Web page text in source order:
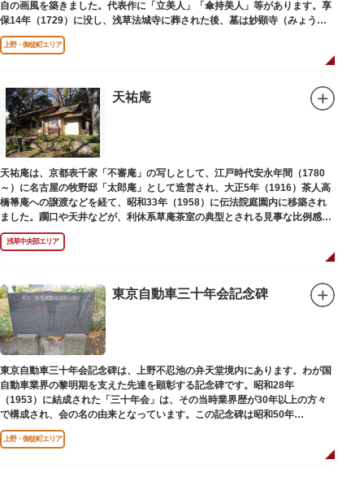
自の画風を築きました。代表作に「立美人」「傘持美人」等があります。享
保14年（1729）に没し、浅草法城寺に葬された後、墓は妙顕寺（みょうけ
んじ）に移されました。
上野・御徒町エリア
天祐庵
天祐庵は、京都表千家「不審庵」の写しとして、江戸時代安永年間（1780
～）に名古屋の牧野邸「太郎庵」として造営され、大正5年（1916）茶人高
橋箒庵への譲渡などを経て、昭和33年（1958）に伝法院庭園内に移築され
ました。躙口や天井などが、利休系草庵茶室の典型とされる見事な比例感を
醸し出しています。
浅草中央部エリア
東京自動車三十年会記念碑
東京自動車三十年会記念碑は、上野不忍池の弁天堂境内にあります。わが国
自動車業界の黎明期を支えた先達を顕彰する記念碑です。昭和28年
（1953）に結成された「三十年会」は、その当時業界歴が30年以上の方々
で構成され、会の名の由来となっています。この記念碑は昭和50年
（1975）に同会が建立しました。
上野・御徒町エリア